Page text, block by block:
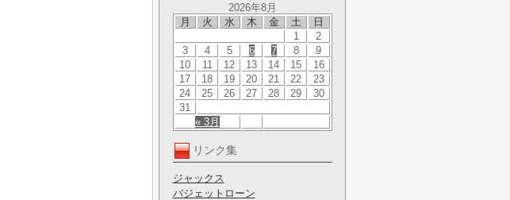
2026年8月
月
火 水 木 金 土 日
« 3月
1
2
3
4 5 6 7 8
9
10
11 12 13 14 15
16
17
18 19 20 21 22
23
24
25 26 27 28 29
30
31
リンク集
ジャックス
バジェットローン